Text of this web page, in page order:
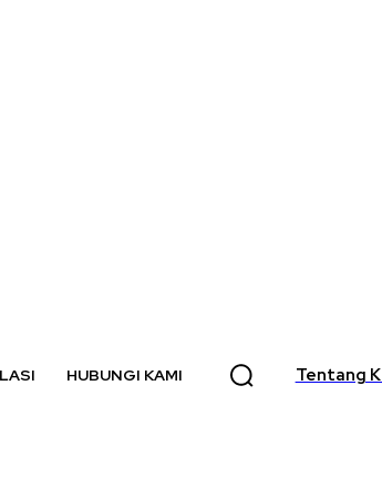
HUBUNGI KAMI Tentang